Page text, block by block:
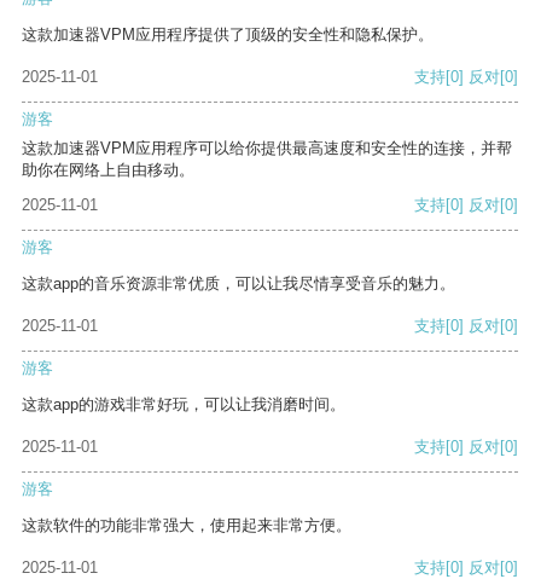
这款加速器VPM应用程序提供了顶级的安全性和隐私保护。
2025-11-01 支持[0] 反对[0]
游客
这款加速器VPM应用程序可以给你提供最高速度和安全性的连接，并帮
助你在网络上自由移动。
2025-11-01
支持[0] 反对[0]
游客
这款app的音乐资源非常优质，可以让我尽情享受音乐的魅力。
2025-11-01 支持[0] 反对[0]
游客
这款app的游戏非常好玩，可以让我消磨时间。
2025-11-01 支持[0] 反对[0]
游客
这款软件的功能非常强大，使用起来非常方便。
2025-11-01 支持[0] 反对[0]